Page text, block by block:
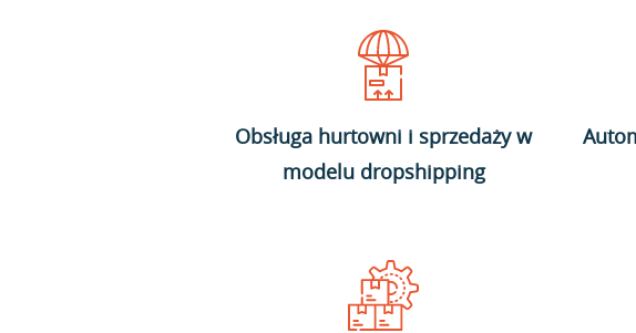
Obsługa hurtowni i sprzedaży w
modelu dropshipping